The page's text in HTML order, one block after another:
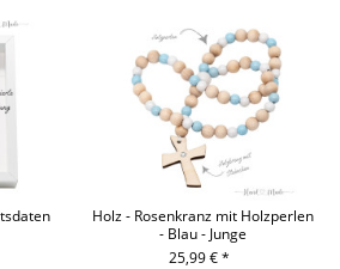
Holz - Rosenkranz mit Holzperlen
- Blau - Junge
25,99 € *